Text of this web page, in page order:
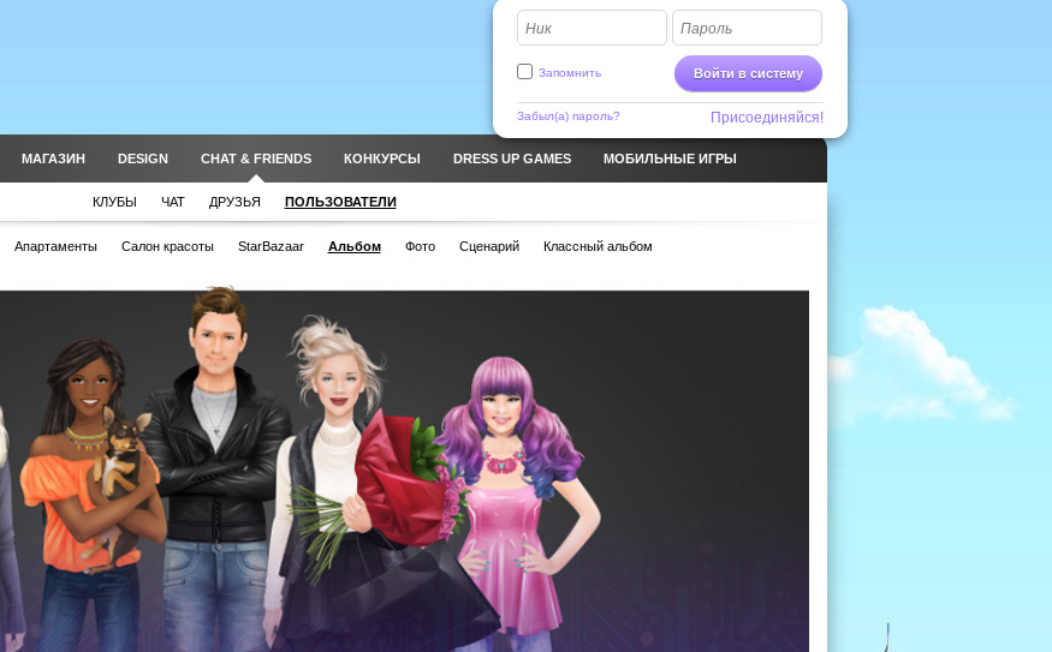
Ник Пароль
Войти в систему
Запомнить
Забыл(а) пароль? Присоединяйся!
МАГАЗИН DESIGN CHAT & FRIENDS КОНКУРСЫ DRESS UP GAMES МОБИЛЬНЫЕ ИГРЫ
КЛУБЫ ЧАТ ДРУЗЬЯ ПОЛЬЗОВАТЕЛИ
Апартаменты Салон красоты StarBazaar Альбом Фото Сценарий Классный альбом